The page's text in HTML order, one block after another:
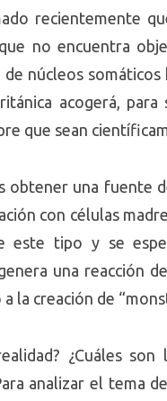
recientemente
no encuentra
núcleos
acogerá,
que sean
obtener una fuente
con células
este tipo y se
una reacción
la creación de
¿Cuáles
analizar el tema